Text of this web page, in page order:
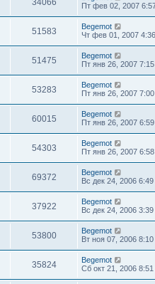
34066
Пт фев 02, 2007
51583
Begemot
Чт фев 01, 2007
51475
Begemot
Пт янв 26, 2007
53283
Begemot
Пт янв 26, 2007
60015
Begemot
Пт янв 26, 2007
54303
Begemot
Пт янв 26, 2007
69372
Begemot
Вс дек 24, 2006
37922
Begemot
Вс дек 24, 2006
53800
Begemot
Вт ноя 07, 2006
35824
Begemot
Сб окт 21, 2006 8:51